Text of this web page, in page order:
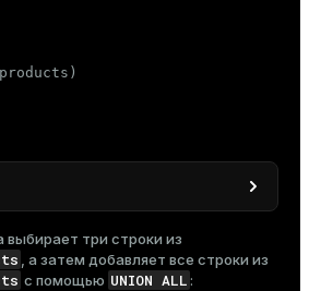
mouse
выбирает три строки из
, а затем добавляет все строки из
с помощью UNION ALL: